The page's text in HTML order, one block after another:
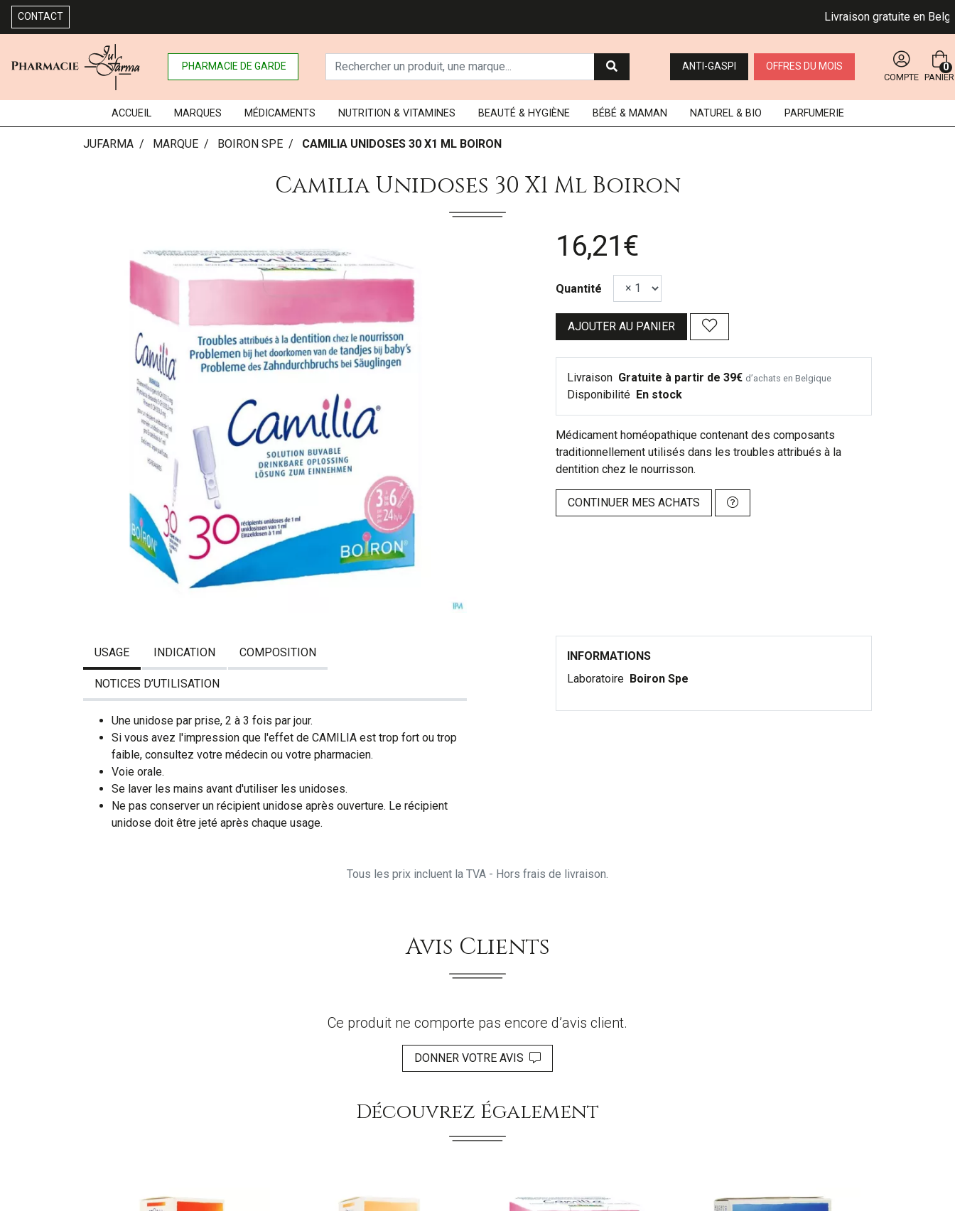
CONTACT Livraison gratuite en
PHARMACIE DE GARDE ANTI-GASPI OFFRES DU MOIS
COMPTE PANIER
0
ACCUEIL MARQUES MÉDICAMENTS NUTRITION & VITAMINES BEAUTÉ & HYGIÈNE BÉBÉ & MAMAN NATUREL & BIO PARFUMERIE
JUFARMA MARQUE BOIRON SPE CAMILIA UNIDOSES 30 X1 ML BOIRON
Camilia Unidoses 30 X1 Ml Boiron
16,21€
Quantité
AJOUTER AU PANIER
Livraison Gratuite à partir de 39€ d’achats en Belgique
Disponibilité En stock
Médicament homéopathique contenant des composants
traditionnellement utilisés dans les troubles attribués à la
dentition chez le nourrisson.
CONTINUER MES ACHATS
USAGE INDICATION COMPOSITION
NOTICES D’UTILISATION
Une unidose par prise, 2 à 3 fois par jour.
Si vous avez l'impression que l'effet de CAMILIA est trop fort ou trop
faible, consultez votre médecin ou votre pharmacien.
Voie orale.
Se laver les mains avant d'utiliser les unidoses.
Ne pas conserver un récipient unidose après ouverture. Le récipient
unidose doit être jeté après chaque usage.
INFORMATIONS
Laboratoire Boiron Spe
Tous les prix incluent la TVA - Hors frais de livraison.
Avis Clients
Ce produit ne comporte pas encore d’avis client.
DONNER VOTRE AVIS
Découvrez Également